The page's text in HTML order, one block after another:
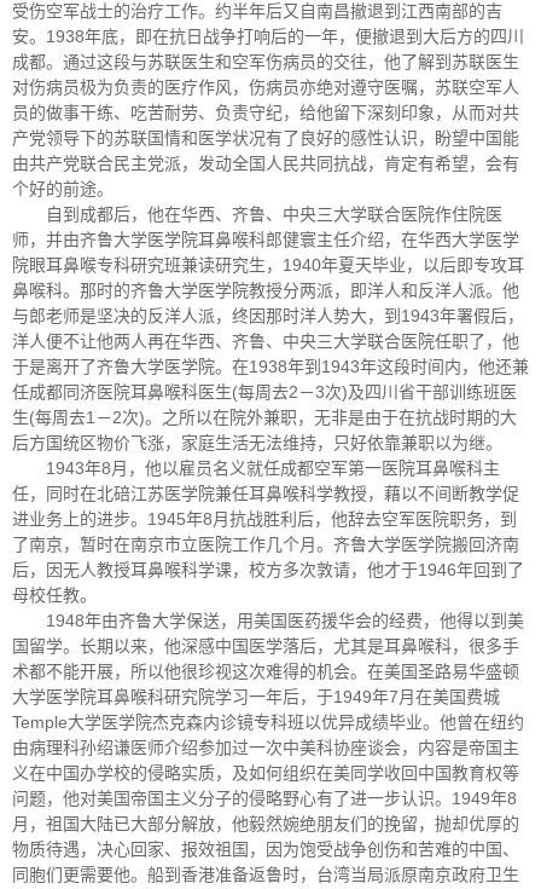
受伤空军战士的治疗工作。约半年后又自南昌撤退到江西南部的吉
安。1938年底，即在抗日战争打响后的一年，便撤退到大后方的四川
成都。通过这段与苏联医生和空军伤病员的交往，他了解到苏联医生
对伤病员极为负责的医疗作风，伤病员亦绝对遵守医嘱，苏联空军人
员的做事干练、吃苦耐劳、负责守纪，给他留下深刻印象，从而对共
产党领导下的苏联国情和医学状况有了良好的感性认识，盼望中国能
由共产党联合民主党派，发动全国人民共同抗战，肯定有希望，会有
个好的前途。
自到成都后，他在华西、齐鲁、中央三大学联合医院作住院医
师，并由齐鲁大学医学院耳鼻喉科郎健寰主任介绍，在华西大学医学
院眼耳鼻喉专科研究班兼读研究生，1940年夏天毕业，以后即专攻耳
鼻喉科。那时的齐鲁大学医学院教授分两派，即洋人和反洋人派。他
与郎老师是坚决的反洋人派，终因那时洋人势大，到1943年署假后，
洋人便不让他两人再在华西、齐鲁、中央三大学联合医院任职了，他
于是离开了齐鲁大学医学院。在1938年到1943年这段时间内，他还兼
任成都同济医院耳鼻喉科医生(每周去2－3次)及四川省干部训练班医
生(每周去1－2次)。之所以在院外兼职，无非是由于在抗战时期的大
后方国统区物价飞涨，家庭生活无法维持，只好依靠兼职以为继。
1943年8月，他以雇员名义就任成都空军第一医院耳鼻喉科主
任，同时在北碚江苏医学院兼任耳鼻喉科学教授，藉以不间断教学促
进业务上的进步。1945年8月抗战胜利后，他辞去空军医院职务，到
了南京，暂时在南京市立医院工作几个月。齐鲁大学医学院搬回济南
后，因无人教授耳鼻喉科学课，校方多次敦请，他才于1946年回到了
母校任教。
1948年由齐鲁大学保送，用美国医药援华会的经费，他得以到美
国留学。长期以来，他深感中国医学落后，尤其是耳鼻喉科，很多手
术都不能开展，所以他很珍视这次难得的机会。在美国圣路易华盛顿
大学医学院耳鼻喉科研究院学习一年后，于1949年7月在美国费城
Temple大学医学院杰克森内诊镜专科班以优异成绩毕业。他曾在纽约
由病理科孙绍谦医师介绍参加过一次中美科协座谈会，内容是帝国主
义在中国办学校的侵略实质，及如何组织在美同学收回中国教育权等
问题，他对美国帝国主义分子的侵略野心有了进一步认识。1949年8
月，祖国大陆已大部分解放，他毅然婉绝朋友们的挽留，抛却优厚的
物质待遇，决心回家、报效祖国，因为饱受战争创伤和苦难的中国、
同胞们更需要他。船到香港准备返鲁时，台湾当局派原南京政府卫生